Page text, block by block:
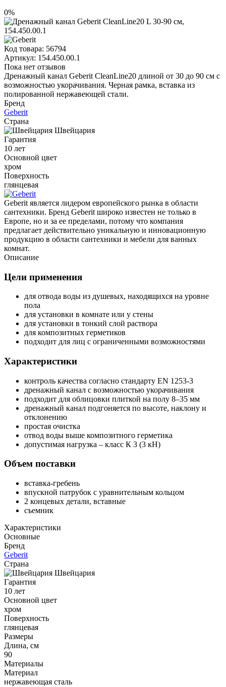
0%
Код товара: 56794
Артикул: 154.450.00.1
Пока нет отзывов
Дренажный канал Geberit CleanLine20 длиной от 30 до 90 см с
возможностью укорачивания. Черная рамка, вставка из
полированной нержавеющей стали.
Бренд
Geberit
Страна
Швейцария
Гарантия
10 лет
Основной цвет
хром
Поверхность
глянцевая
Geberit является лидером европейского рынка в области
сантехники. Бренд Geberit широко известен не только в
Европе, но и за ее пределами, потому что компания
предлагает действительно уникальную и инновационную
продукцию в области сантехники и мебели для ванных
комнат.
Описание
Цели применения
для отвода воды из душевых, находящихся на уровне
пола
для установки в комнате или у стены
для установки в тонкий слой раствора
для композитных герметиков
подходит для лиц с ограниченными возможностями
Характеристики
контроль качества согласно стандарту EN 1253-3
дренажный канал с возможностью укорачивания
подходит для облицовки плиткой на полу 8–35 мм
дренажный канал подгоняется по высоте, наклону и
отклонению
простая очистка
отвод воды выше композитного герметика
допустимая нагрузка – класс К 3 (3 кН)
Объем поставки
вставка-гребень
впускной патрубок с уравнительным кольцом
2 концевых детали, вставные
съемник
Характеристики
Основные
Бренд
Geberit
Страна
Швейцария
Гарантия
10 лет
Основной цвет
хром
Поверхность
глянцевая
Размеры
Длина, см
90
Материалы
Материал
нержавеющая сталь